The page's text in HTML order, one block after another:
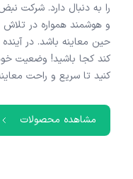
را به دنبال دارد. شرکت
و هوشمند همواره در تلاش
حین معاینه باشد. در
کند کجا باشید! وضعیت
کنید تا سریع و راحت
مشاهده محصولات